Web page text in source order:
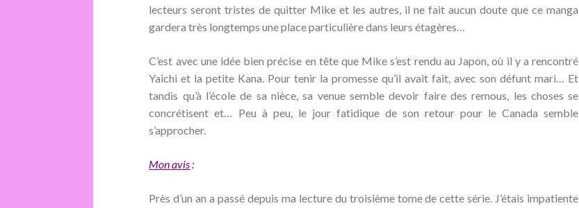
lecteurs seront tristes de quitter Mike et les autres, il ne fait aucun doute que ce manga
gardera très longtemps une place particulière dans leurs étagères…
C’est avec une idée bien précise en tête que Mike s’est rendu au Japon, où il y a rencontré
Yaichi et la petite Kana. Pour tenir la promesse qu’il avait fait, avec son défunt mari… Et
tandis qu’à l’école de sa nièce, sa venue semble devoir faire des remous, les choses se
concrétisent et… Peu à peu, le jour fatidique de son retour pour le Canada semble
s’approcher.
Mon avis:
Près d’un an a passé depuis ma lecture du troisième tome de cette série. J’étais impatiente